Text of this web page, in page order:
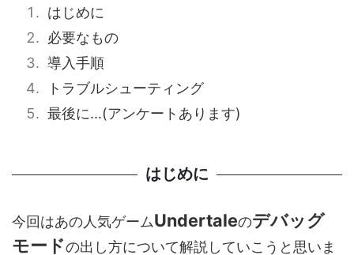
はじめに
必要なもの
導入手順
トラブルシューティング
最後に...(アンケートあります)
はじめに
今回はあの人気ゲームUndertaleのデバッグ
モードの出し方について解説していこうと思いま